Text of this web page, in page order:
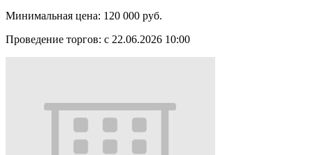
Минимальная цена: 120 000 руб.
Проведение торгов: с 22.06.2026 10:00